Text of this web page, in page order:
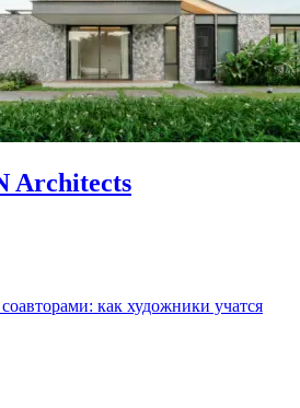
Architects
как художники учатся